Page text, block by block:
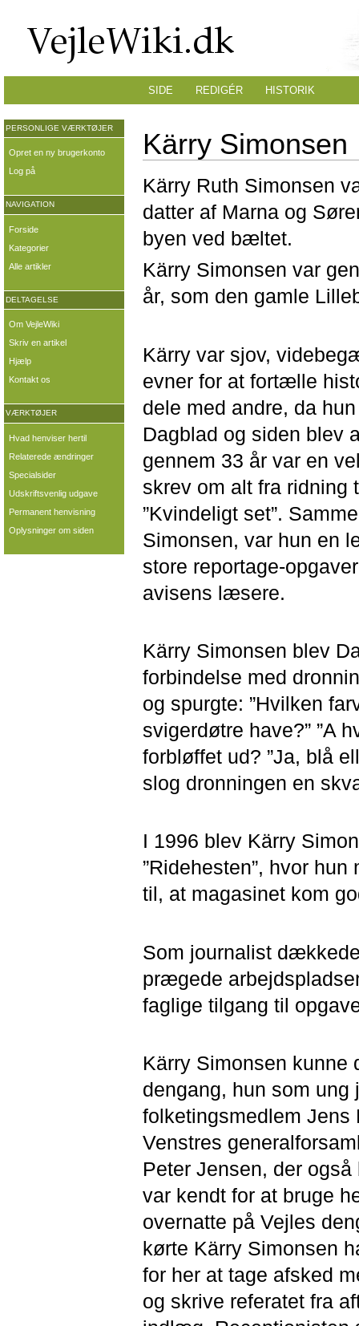
Kärry Simonsen
Kärry Ruth Simonsen
datter af Marna og
byen ved bæltet.
Kärry Simonsen var
år, som den gamle
Kärry var sjov,
evner for at fortælle
dele med andre, da
Dagblad og siden blev
gennem 33 år var en
skrev om alt fra ridning
”Kvindeligt set”.
Simonsen, var hun en
store reportage-
avisens læsere.
Kärry Simonsen blev
forbindelse med
og spurgte: ”Hvilken
svigerdøtre have?” ”A
forbløffet ud? ”Ja, blå
slog dronningen en
I 1996 blev Kärry
”Ridehesten”, hvor
til, at magasinet kom
Som journalist
prægede
faglige tilgang til
Kärry Simonsen kunne
dengang, hun som
folketingsmedlem Jens
Venstres
Peter Jensen, der
var kendt for at bruge
overnatte på Vejles
kørte Kärry Simonsen
for her at tage afsked
og skrive referatet fra
SIDE REDIGÉR HISTORIK
PERSONLIGE VÆRKTØJER
Opret en ny brugerkonto
Log på
NAVIGATION
Forside
Kategorier
Alle artikler
DELTAGELSE
Om VejleWiki
Skriv en artikel
Hjælp
Kontakt os
VÆRKTØJER
Hvad henviser hertil
Relaterede ændringer
Specialsider
Udskriftsvenlig udgave
Permanent henvisning
Oplysninger om siden